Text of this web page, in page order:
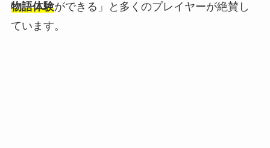
物語体験ができる」と多くのプレイヤーが絶賛し
ています。